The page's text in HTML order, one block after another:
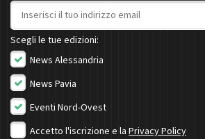
Indirizzo email
Scegli le tue edizioni:
News Alessandria
News Pavia
Eventi Nord-Ovest
Accetto l'iscrizione e la Privacy Policy